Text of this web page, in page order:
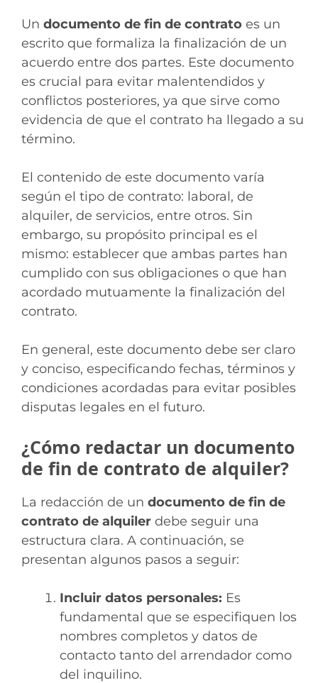
Un documento de fin de contrato es un
escrito que formaliza la finalización de un
acuerdo entre dos partes. Este documento
es crucial para evitar malentendidos y
conflictos posteriores, ya que sirve como
evidencia de que el contrato ha llegado a su
término.
El contenido de este documento varía
según el tipo de contrato: laboral, de
alquiler, de servicios, entre otros. Sin
embargo, su propósito principal es el
mismo: establecer que ambas partes han
cumplido con sus obligaciones o que han
acordado mutuamente la finalización del
contrato.
En general, este documento debe ser claro
y conciso, especificando fechas, términos y
condiciones acordadas para evitar posibles
disputas legales en el futuro.
¿Cómo redactar un documento
de fin de contrato de alquiler?
La redacción de un documento de fin de
contrato de alquiler debe seguir una
estructura clara. A continuación, se
presentan algunos pasos a seguir:
Incluir datos personales: Es
fundamental que se especifiquen los
nombres completos y datos de
contacto tanto del arrendador como
del inquilino.